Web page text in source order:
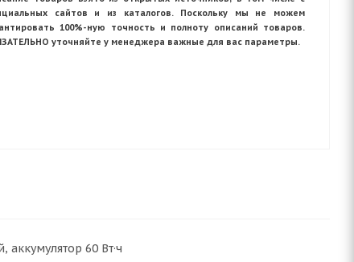
сайтов и из каталогов. Поскольку мы не можем
100%-ную точность и полноту описаний товаров.
уточняйте у менеджера важные для вас параметры.
60 Вт·ч